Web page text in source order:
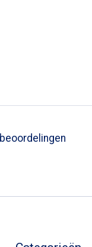
beoordelingen